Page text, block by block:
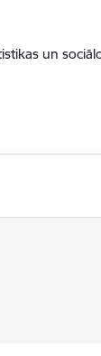
un